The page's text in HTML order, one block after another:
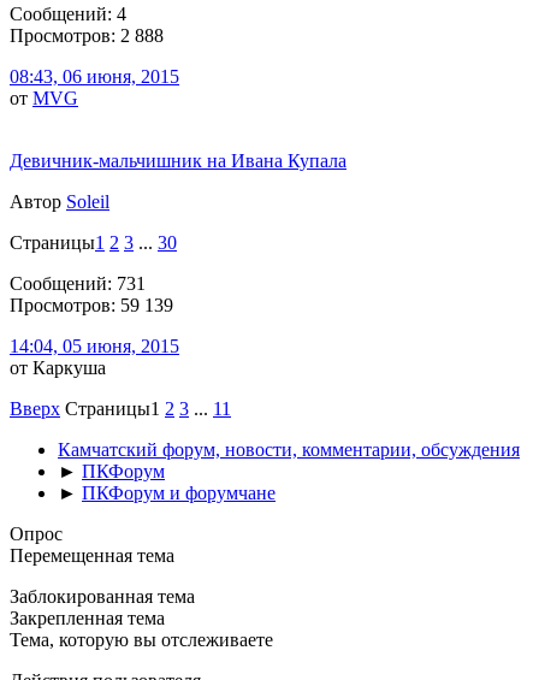
Сообщений: 4
Просмотров: 2 888
08:43, 06 июня, 2015
от MVG
Девичник-мальчишник на Ивана Купала
Автор Soleil
Страницы1 2 3 ... 30
Сообщений: 731
Просмотров: 59 139
14:04, 05 июня, 2015
от Каркуша
Вверх Страницы1 2 3 ... 11
Камчатский форум, новости, комментарии, обсуждения
► ПКФорум
► ПКФорум и форумчане
Опрос
Перемещенная тема
Заблокированная тема
Закрепленная тема
Тема, которую вы отслеживаете